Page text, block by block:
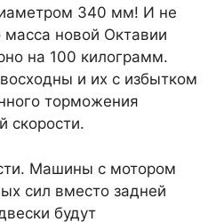
340 мм! И не
масса новой Октавии
на 100 килограмм.
и их с избытком
торможения
скорости.
Машины с мотором
сил вместо задней
будут